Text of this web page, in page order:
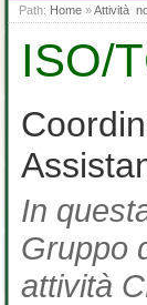
Path: Home »Attività
ISO/
In
Gruppo
attività